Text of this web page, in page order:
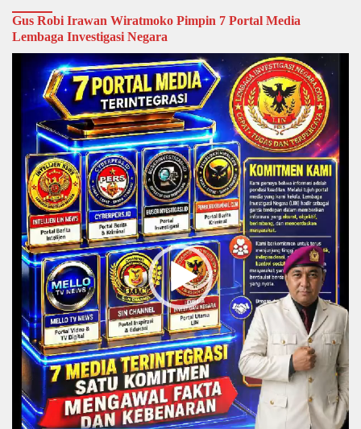
Gus Robi Irawan Wiratmoko Pimpin 7 Portal Media
Lembaga Investigasi Negara
Video
Player